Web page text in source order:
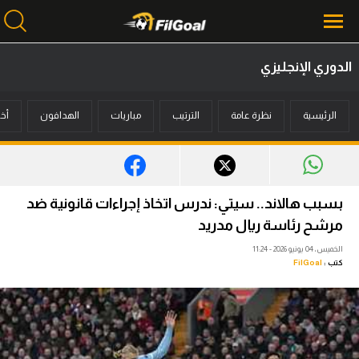
أخبار
ميركاتو
فانتازي في الجول
مسابقة التوقعات
فيديوهات
عدسات
الدوري الإنجليزي
الرئيسية نظرة عامة الترتيب مباريات الهدافون
بسبب هالاند.. سيتي: ندرس اتخاذ إجراءات قانونية ضد
مرشح رئاسة ريال مدريد
الخميس، 04 يونيو 2026 - 11:24
كتب : FilGoal